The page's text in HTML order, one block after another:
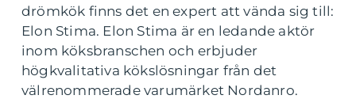
drömkök finns det en expert att vända sig till:
Elon Stima. Elon Stima är en ledande aktör
inom köksbranschen och erbjuder
högkvalitativa kökslösningar från det
välrenommerade varumärket Nordanro.